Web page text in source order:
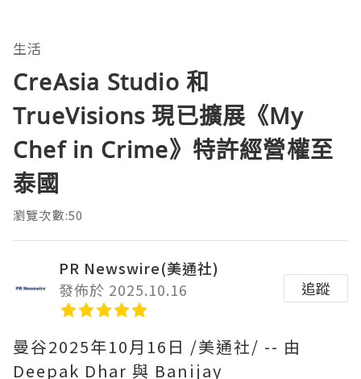
生活
CreAsia Studio 和
TrueVisions 現已擴展《My
Chef in Crime》特許經營權至
泰國
瀏覽次數:50
PR Newswire(美通社)
發佈於 2025.10.16
追蹤
曼谷2025年10月16日 /美通社/ -- 由
Deepak Dhar 與 Banijay